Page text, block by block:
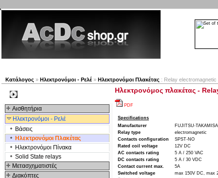
Κατάλογος » Ηλεκτρονόμοι - Ρελέ » Ηλεκτρονόμοι Πλακέτας : Relay
Αισθητήρια
Ηλεκτρονόμοι - Ρελέ
Βάσεις
Ηλεκτρονόμοι Πλακέτας
Ηλεκτρονόμοι Πίνακα
Solid State relays
Μετασχηματιστές
Διακόπτες
Ηλεκτρονόμος πλακέτας -
PDF
Specifications
Manufacturer
FUJITSU-
Relay type
electromagnetic
Contacts configuration
SPST-NO
Rated coil voltage
12V DC
AC contacts rating
5 A / 250 VAC
DC contacts rating
5 A / 30 VDC
Contact current max.
5A
Switched voltage
max 150V DC, max